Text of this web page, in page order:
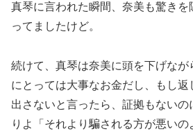
真琴に言われた瞬間、奈美も驚きを
ってましたけど。
続けて、真琴は奈美に頭を下げな
にとっては大事なお金だし、もし
出さないと言ったら、証拠もない
りよ「それより騙される方が悪い